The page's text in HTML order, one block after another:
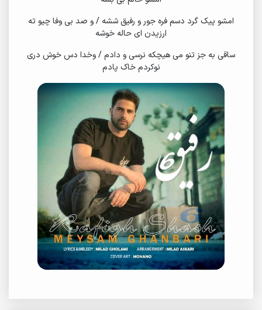
امشو پیک گرد دسم فره جور و رفیق ششه / و صد بی وفا چیو ته
ارزیدن ای حاله خوشه
ساقی به جز تنو می هیچکه نرسی و دادم / وخدا دس خوش دری
نوکردم خاک پادم